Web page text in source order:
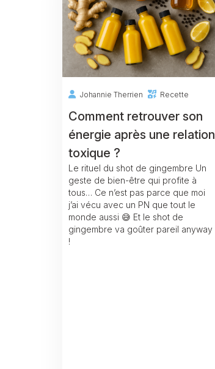
Johannie Therrien Recette
Comment retrouver son
énergie après une relation
toxique ?
Le rituel du shot de gingembre Un
geste de bien-être qui profite à
tous… Ce n’est pas parce que moi
j’ai vécu avec un PN que tout le
monde aussi 😅 Et le shot de
gingembre va goûter pareil anyway
!